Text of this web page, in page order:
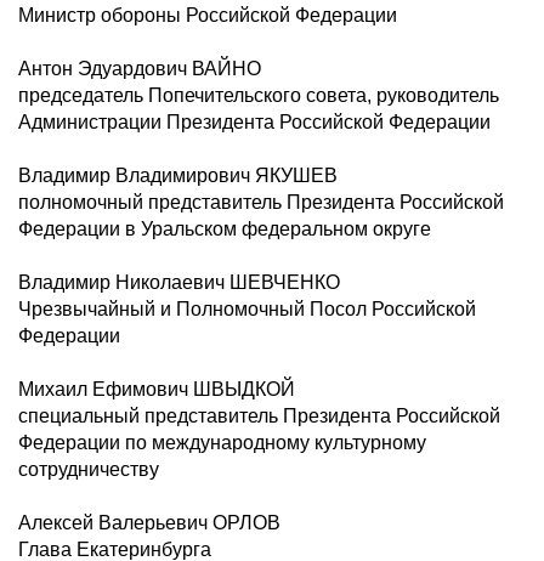
Министр обороны Российской Федерации
Антон Эдуардович ВАЙНО
председатель Попечительского совета, руководитель
Администрации Президента Российской Федерации
Владимир Владимирович ЯКУШЕВ
полномочный представитель Президента Российской
Федерации в Уральском федеральном округе
Владимир Николаевич ШЕВЧЕНКО
Чрезвычайный и Полномочный Посол Российской
Федерации
Михаил Ефимович ШВЫДКОЙ
специальный представитель Президента Российской
Федерации по международному культурному
сотрудничеству
Алексей Валерьевич ОРЛОВ
Глава Екатеринбурга